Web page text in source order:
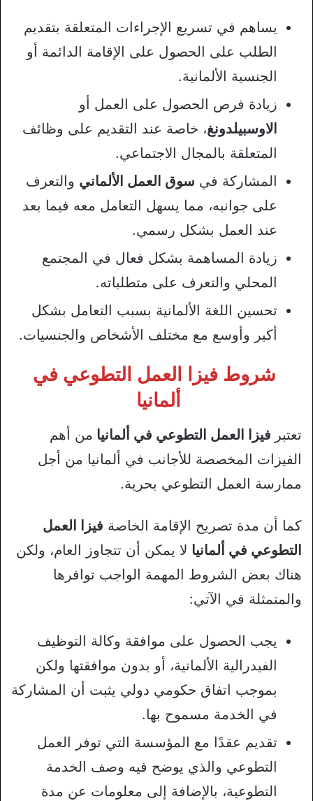
يساهم في تسريع الإجراءات المتعلقة بتقديم
الطلب على الحصول على الإقامة الدائمة أو
الجنسية الألمانية.
زيادة فرص الحصول على العمل أو
الاوسبيلدونغ، خاصة عند التقديم على وظائف
المتعلقة بالمجال الاجتماعي.
المشاركة في سوق العمل الألماني والتعرف
على جوانبه، مما يسهل التعامل معه فيما بعد
عند العمل بشكل رسمي.
زيادة المساهمة بشكل فعال في المجتمع
المحلي والتعرف على متطلباته.
تحسين اللغة الألمانية بسبب التعامل بشكل
أكبر وأوسع مع مختلف الأشخاص والجنسيات.
شروط فيزا العمل التطوعي في
ألمانيا
تعتبر فيزا العمل التطوعي في ألمانيا من أهم
الفيزات المخصصة للأجانب في ألمانيا من أجل
ممارسة العمل التطوعي بحرية.
كما أن مدة تصريح الإقامة الخاصة فيزا العمل
التطوعي في ألمانيا لا يمكن أن تتجاوز العام، ولكن
هناك بعض الشروط المهمة الواجب توافرها
والمتمثلة في الآتي:
يجب الحصول على موافقة وكالة التوظيف
الفيدرالية الألمانية، أو بدون موافقتها ولكن
بموجب اتفاق حكومي دولي يثبت أن المشاركة
في الخدمة مسموح بها.
تقديم عقدًا مع المؤسسة التي توفر العمل
التطوعي والذي يوضح فيه وصف الخدمة
التطوعية، بالإضافة إلى معلومات عن مدة